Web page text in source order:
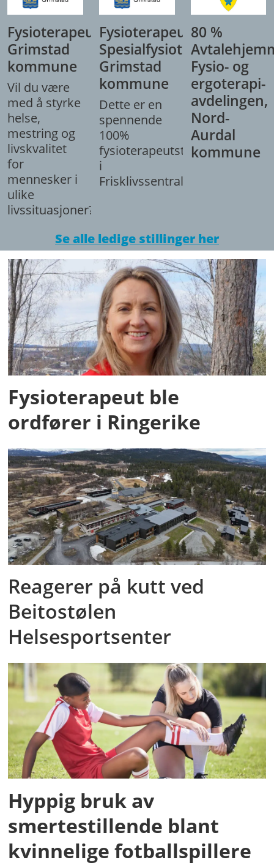
Fysioterapeut,
Grimstad
kommune
Vil du være
med å styrke
helse,
mestring og
livskvalitet
for
mennesker i
ulike
livssituasjoner?
Fysioterapeut/
Spesialfysioterapeut,
Grimstad
kommune
Dette er en
spennende
100%
fysioterapeutstilling
i
Frisklivssentralen.
80 %
Fysio- og
ergoterapi-
avdelingen,
Nord-
Aurdal
kommune
Se alle ledige stillinger her
Fysioterapeut ble
ordfører i Ringerike
Reagerer på kutt ved
Beitostølen
Helsesportsenter
Hyppig bruk av
smertestillende blant
kvinnelige fotballspillere